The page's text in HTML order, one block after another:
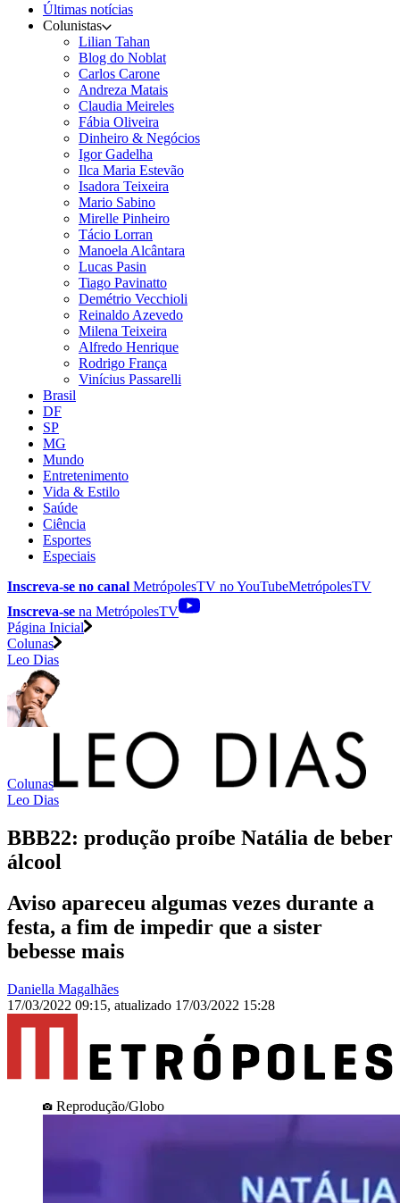
Últimas notícias
Colunistas
Lilian Tahan
Blog do Noblat
Carlos Carone
Andreza Matais
Claudia Meireles
Fábia Oliveira
Dinheiro & Negócios
Igor Gadelha
Ilca Maria Estevão
Isadora Teixeira
Mario Sabino
Mirelle Pinheiro
Tácio Lorran
Manoela Alcântara
Lucas Pasin
Tiago Pavinatto
Demétrio Vecchioli
Reinaldo Azevedo
Milena Teixeira
Alfredo Henrique
Rodrigo França
Vinícius Passarelli
Brasil
DF
SP
MG
Mundo
Entretenimento
Vida & Estilo
Saúde
Ciência
Esportes
Especiais
Inscreva-se no canal MetrópolesTV noYouTubeMetrópolesTV
Inscreva-se na MetrópolesTV
Página Inicial
Colunas
Leo Dias
Colunas
Leo Dias
BBB22: produção proíbe Natália de beber
álcool
Aviso apareceu algumas vezes durante a
festa, a fim de impedir que a sister
bebesse mais
Daniella Magalhães
17/03/2022 09:15, atualizado 17/03/2022 15:28
Reprodução/Globo